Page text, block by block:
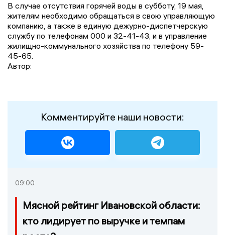
В случае отсутствия горячей воды в субботу, 19 мая,
жителям необходимо обращаться в свою управляющую
компанию, а также в единую дежурно-диспетчерскую
службу по телефонам 000 и 32-41-43, и в управление
жилищно-коммунального хозяйства по телефону 59-
45-65.
Автор:
Комментируйте наши новости:
09:00
Мясной рейтинг Ивановской области:
кто лидирует по выручке и темпам